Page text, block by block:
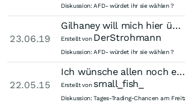
Diskussion:AFD- würdet ihr sie wählen ?
23.06.19
Gilhaney will mich hier über Grammatik, Rechtschreibung, Zitierung und...
Erstellt von DerStrohmann
Diskussion:AFD- würdet ihr sie wählen ?
22.05.15
Ich wünsche allen noch ein schönes entspanntes Wochenende und bis dahin noch ein gutes Händchen um 19:00!
Erstellt von small_fish_
Diskussion: